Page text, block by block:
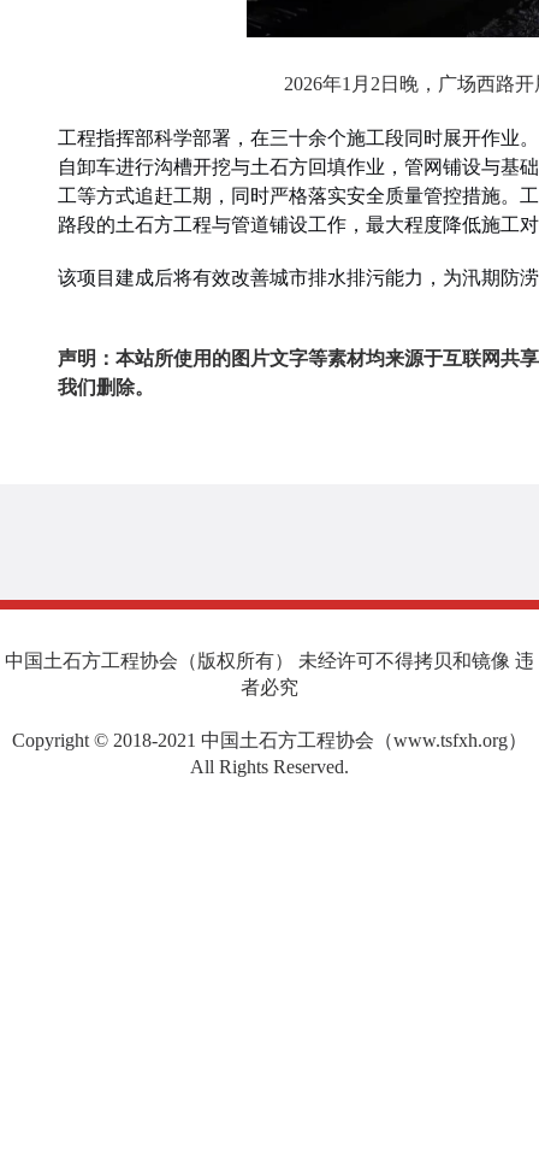
2026年1月2日晚，广场西路
工程指挥部科学部署，在三十余个施工段同时展开作业
自卸车进行沟槽开挖与土石方回填作业，管网铺设与基
工等方式追赶工期，同时严格落实安全质量管控措施。
路段的土石方工程与管道铺设工作，最大程度降低施工
该项目建成后将有效改善城市排水排污能力，为汛期防
声明：本站所使用的图片文字等素材均来源于互联网共
我们删除。
中国土石方工程协会（版权所有） 未经许可不得拷贝和镜像 违
者必究
Copyright © 2018-2021 中国土石方工程协会（www.tsfxh.org）
All Rights Reserved.